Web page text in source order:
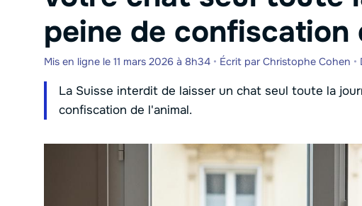
peine de confiscation
Mis en ligne le 11 mars 2026 à 8h34 • Écrit par Christophe Cohen •
La Suisse interdit de laisser un chat seul toute la
confiscation de l'animal.